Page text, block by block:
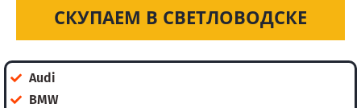
СКУПАЕМ В СВЕТЛОВОДСКЕ
Audi
BMW